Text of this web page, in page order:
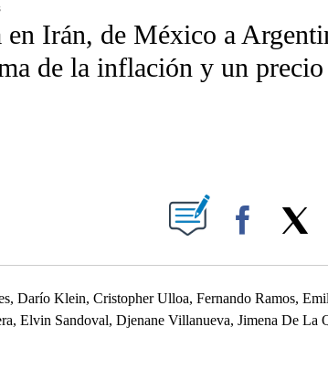
TO RECEIVE NOTIFICATIONS ABOUT NEW PAGES ON "CNN -
Irán, de México a
de la inflación y un precio
NOTIFICATIONS ABOUT NEW PAGES ON "".
Facebook
Darío Klein, Cristopher Ulloa, Fernando Ramos,
Elvin Sandoval, Djenane Villanueva, Jimena De La